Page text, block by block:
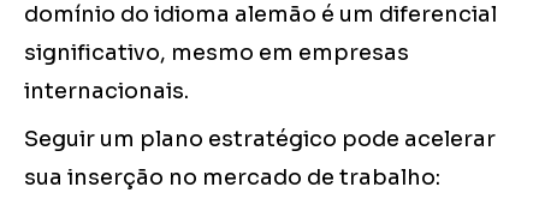
domínio do idioma alemão é um diferencial
significativo, mesmo em empresas
internacionais.
Seguir um plano estratégico pode acelerar
sua inserção no mercado de trabalho: